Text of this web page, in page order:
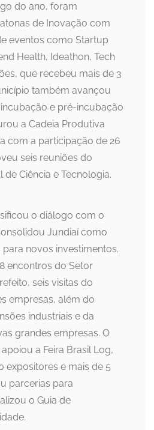
do ano, foram
de Inovação com
eventos como Startup
Health, Ideathon, Tech
que recebeu mais de 3
também avançou
e pré-incubação
a Cadeia Produtiva
com a participação de 26
seis reuniões do
Ciência e Tecnologia.
o diálogo com o
Jundiaí como
novos investimentos.
encontros do Setor
seis visitas do
empresas, além do
industriais e da
grandes empresas. O
a Feira Brasil Log,
expositores e mais de 5
parcerias para
o Guia de